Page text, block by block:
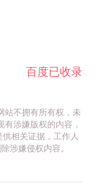
百度已收录
站不拥有所有权，未
涉嫌版权的内容，
相关证据，工作人
涉嫌侵权内容。